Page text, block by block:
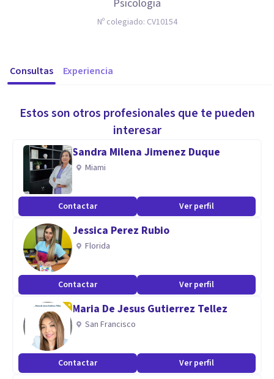
Psicologia
Nº colegiado: CV10154
Consultas Experiencia
Estos son otros profesionales que te pueden
interesar
Sandra Milena Jimenez Duque
Miami
Contactar Ver perfil
Jessica Perez Rubio
Florida
Contactar Ver perfil
Maria De Jesus Gutierrez Tellez
San Francisco
Contactar Ver perfil